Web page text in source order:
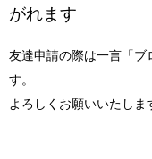
がれます
友達申請の際は一言「
す。
よろしくお願いいたしま